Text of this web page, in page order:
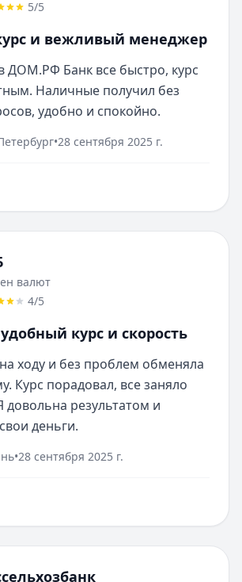
5/5
и вежливый менеджер
ДОМ.РФ Банк все быстро, курс
Наличные получил без
удобно и спокойно.
•28 сентября 2025 г.
валют
4/5
курс и скорость
ходу и без проблем обменяла
Курс порадовал, все заняло
довольна результатом и
деньги.
•28 сентября 2025 г.